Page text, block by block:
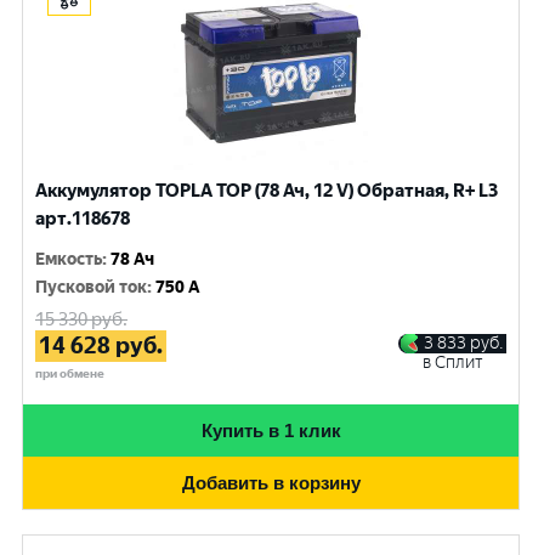
Аккумулятор TOPLA TOP (78 Ач, 12 V) Обратная, R+ L3
арт.118678
Емкость:78 Ач
Пусковой ток:750 A
15 330руб.
14 628 руб.
при обмене
3 833 руб.
в Сплит
Купить в 1 клик
Добавить в корзину